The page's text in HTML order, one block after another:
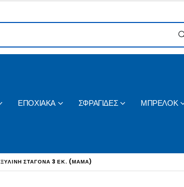
ΕΠΟΧΙΑΚΑ ΣΦΡΑΓΙΔΕΣ ΜΠΡΕΛΟΚ
ΞΎΛΙΝΗ ΣΤΑΓΌΝΑ 3 ΕΚ. (ΜΑΜΆ)